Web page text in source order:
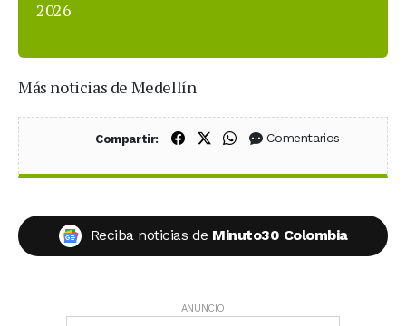
2026
Más noticias de Medellín
Compartir: Compartir en Facebook
Compartir en X (Twitter)
Compartir en WhatsApp
Comentarios
Reciba noticias de Minuto30 Colombia
ANUNCIO